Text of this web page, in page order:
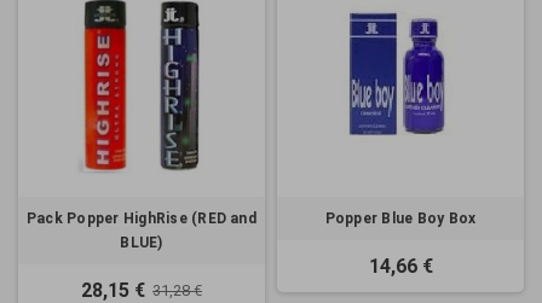
Pack Popper HighRise (RED and
BLUE)
28,15 € 31,28 €
Popper Blue Boy Box
14,66 €